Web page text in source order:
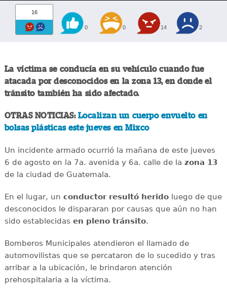
16
0 0 14 2
La víctima se conducía en su vehículo cuando fue
atacada por desconocidos en la zona 13, en donde el
tránsito también ha sido afectado.
OTRAS NOTICIAS: Localizan un cuerpo envuelto en
bolsas plásticas este jueves en Mixco
Un incidente armado ocurrió la mañana de este jueves
6 de agosto en la 7a. avenida y 6a. calle de la zona 13
de la ciudad de Guatemala.
En el lugar, un conductor resultó heridoluego de que
desconocidos le dispararan por causas que aún no han
sido establecidas en pleno tránsito.
Bomberos Municipales atendieron el llamado de
automovilistas que se percataron de lo sucedido y tras
arribar a la ubicación, le brindaron atención
prehospitalaria a la víctima.